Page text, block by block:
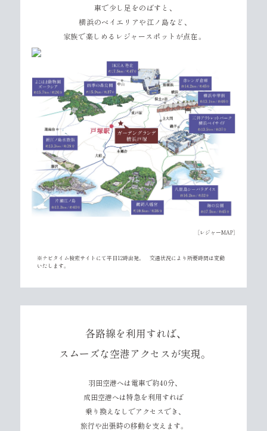
車で少し足をのばすと、
横浜のベイエリアや江ノ島など、
家族で楽しめるレジャースポットが点在。
［レジャーMAP］
※ナビタイム検索サイトにて平日12時出発。 交通状況により所要時間は変動
いたします。
各路線を利用すれば、
スムーズな空港アクセスが実現。
羽田空港へは電車で約40分、
成田空港へは特急を利用すれば
乗り換えなしでアクセスでき、
旅行や出張時の移動を支えます。